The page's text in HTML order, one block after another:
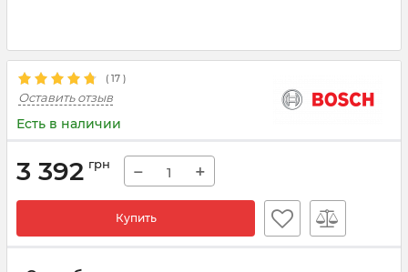
( 17 )
Оставить отзыв
Есть в наличии
3 392 грн − +
Купить